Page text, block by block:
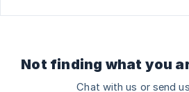
Not finding what you
Chat with us or send